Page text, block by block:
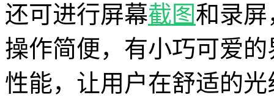
还可进行屏幕截图和录
操作简便，有小巧可爱
性能，让用户在舒适的